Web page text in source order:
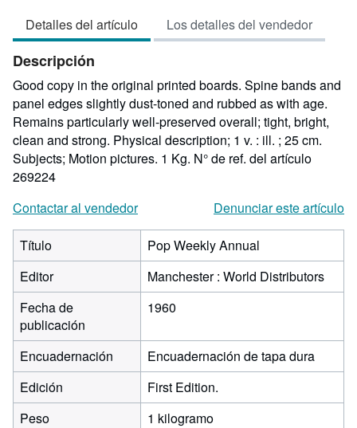
de
5
Detalles del artículo Los detalles del vendedor
Descripción
Good copy in the original printed boards. Spine bands and
panel edges slightly dust-toned and rubbed as with age.
Remains particularly well-preserved overall; tight, bright,
clean and strong. Physical description; 1 v. : ill. ; 25 cm.
Subjects; Motion pictures. 1 Kg. N° de ref. del artículo
269224
Contactar al vendedor
Denunciar este artículo
Título
Pop Weekly Annual
Editor
Manchester : World Distributors
Fecha de
publicación
1960
Encuadernación
Encuadernación de tapa dura
Edición
First Edition.
Peso
1 kilogramo